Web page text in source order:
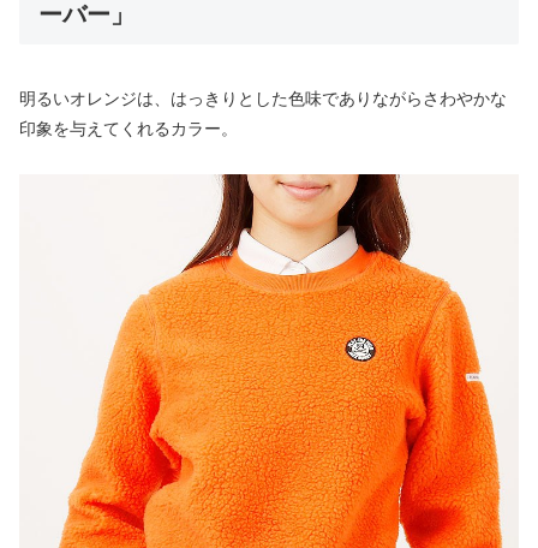
ーバー」
明るいオレンジは、はっきりとした色味でありながらさわやかな
印象を与えてくれるカラー。